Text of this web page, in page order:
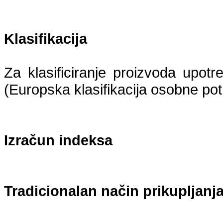
Klasifikacija
Za klasificiranje proizvoda
(Europska klasifikacija osobne
Izračun indeksa
Tradicionalan način